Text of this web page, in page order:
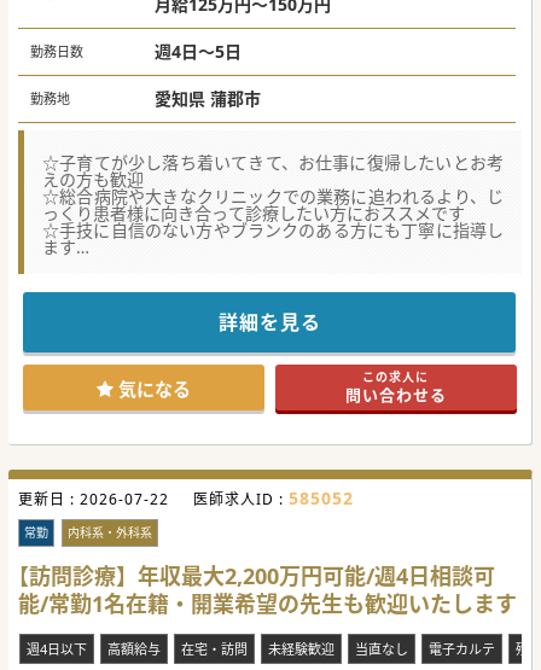
勤務日数 週4日～5日
勤務地 愛知県 蒲郡市
☆子育てが少し落ち着いてきて、お仕事に復帰したいとお考
えの方も歓迎
☆総合病院や大きなクリニックでの業務に追われるより、じ
っくり患者様に向き合って診療したい方におススメです
☆手技に自信のない方やブランクのある方にも丁寧に指導し
ます
週4日からのゆったり勤務が可能で、当直・オンコール・残
また、始業時間は10:30～で、朝はのんびりと出勤いただけ
ます。
空いた時間にご自身のプライベートを充実させながら、地域
医療に貢献できる環境です。
ご興味のある方はぜひ、一度お問い合わせください。
#秋入職可
詳細を見る
気になる この求人に
問い合わせる
更新日 : 2026-07-22 医師求人ID : 585052
常勤 内科系・外科系
【訪問診療】年収最大2,200万円可能/週4日相談可
能/常勤1名在籍・開業希望の先生も歓迎いたします
週4日以下 高額給与 在宅・訪問 未経験歓迎 当直なし 電子カルテ 残